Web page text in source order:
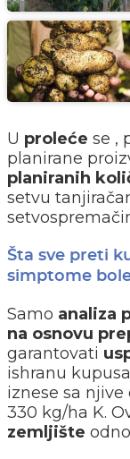
U proleće se ,
planirane
planiranih
setvu
Šta sve preti
simptome
Samo analiza
na osnovu
garantovati
ishranu
iznese sa
330 kg/ha K.
zemljište